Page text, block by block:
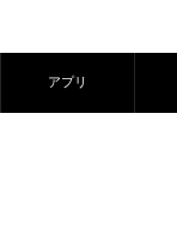
アプリ